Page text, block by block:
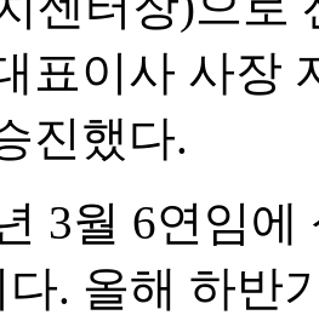
표이사 사장
진했다.
3월 6연임
다. 올해 하반